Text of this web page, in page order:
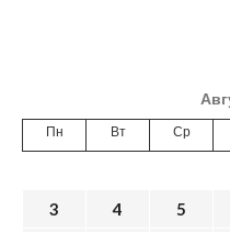
Пн Вт Ср
3
4 5